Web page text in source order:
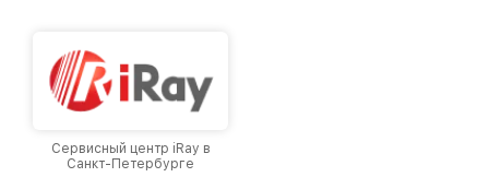
Сервисный центр iRay в
Санкт-Петербурге